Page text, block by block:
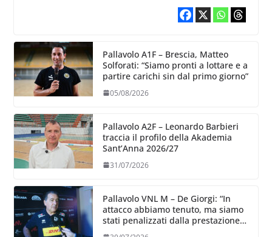
Pallavolo A1F – Brescia, Matteo
Solforati: “Siamo pronti a lottare e a
partire carichi sin dal primo giorno”
05/08/2026
Pallavolo A2F – Leonardo Barbieri
traccia il profilo della Akademia
Sant’Anna 2026/27
31/07/2026
Pallavolo VNL M – De Giorgi: “In
attacco abbiamo tenuto, ma siamo
stati penalizzati dalla prestazione